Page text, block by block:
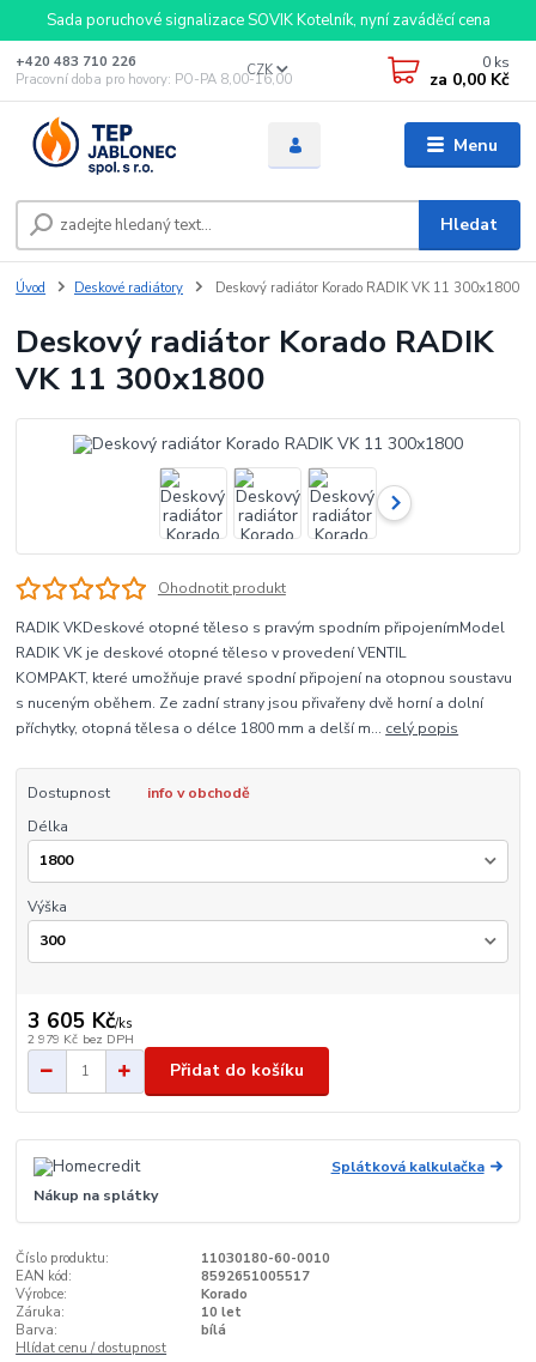
Sada poruchové signalizace SOVIK Kotelník, nyní zaváděcí cena
Menu
CZK
Hledat
+420 483 710 226
Pracovní doba pro hovory: PO-PA 8,00-16,00
0 ks
za 0,00 Kč
Úvod Deskové radiátory Deskový radiátor Korado RADIK VK 11 300x1800
Deskový radiátor Korado RADIK
VK 11 300x1800
Ohodnotit produkt
RADIK VKDeskové otopné těleso s pravým spodním připojenímModel
RADIK VK je deskové otopné těleso v provedení VENTIL
KOMPAKT, které umožňuje pravé spodní připojení na otopnou soustavu
s nuceným oběhem. Ze zadní strany jsou přivařeny dvě horní a dolní
příchytky, otopná tělesa o délce 1800 mm a delší m... celý popis
Dostupnost
info v obchodě
Délka
Výška
3 605 Kč/ks
2 979 Kč bez DPH
Přidat do košíku
Splátková kalkulačka
Nákup na splátky
Číslo produktu:
11030180-60-0010
EAN kód:
8592651005517
Výrobce:
Korado
Záruka:
10 let
Barva:
bílá
Hlídat cenu / dostupnost